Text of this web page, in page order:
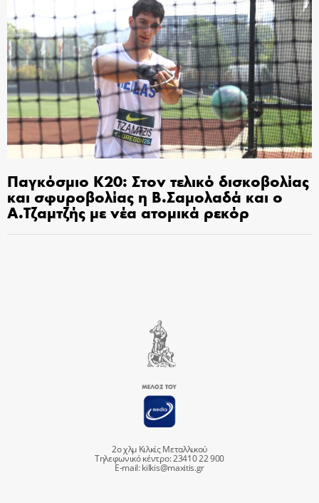
Παγκόσμιο Κ20: Στον τελικό δισκοβολίας
και σφυροβολίας η Β.Σαμολαδά και ο
Α.Τζαμτζής με νέα ατομικά ρεκόρ
2ο χλμ Κιλκίς Μεταλλικού
Τηλεφωνικό κέντρο: 23410 22 900
E-mail:kilkis@maxitis.gr